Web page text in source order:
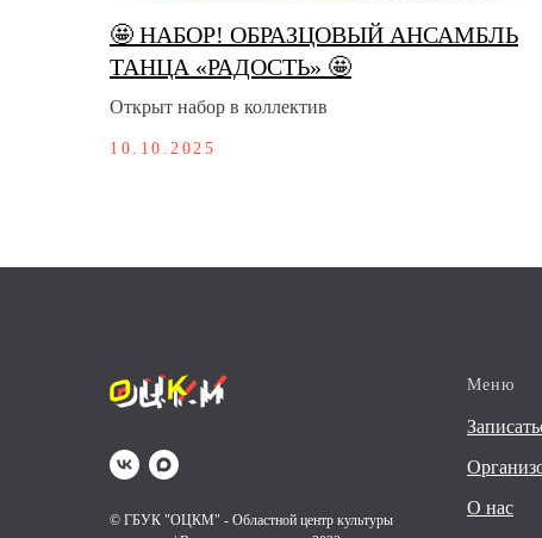
🤩 НАБОР! ОБРАЗЦОВЫЙ АНСАМБЛЬ
ТАНЦА «РАДОСТЬ» 🤩
Открыт набор в коллектив
10.10.2025
© ГБУК "ОЦКМ" - Областной центр культуры
Меню
О нас